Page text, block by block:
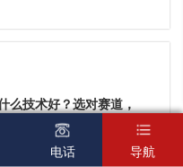
么技术好？选对赛道，

电话

导航